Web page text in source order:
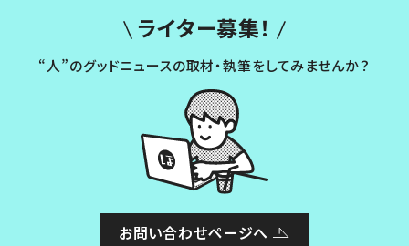
ライター募集！
“人”のグッドニュースの取材・執筆をしてみませんか？
お問い合わせページへ